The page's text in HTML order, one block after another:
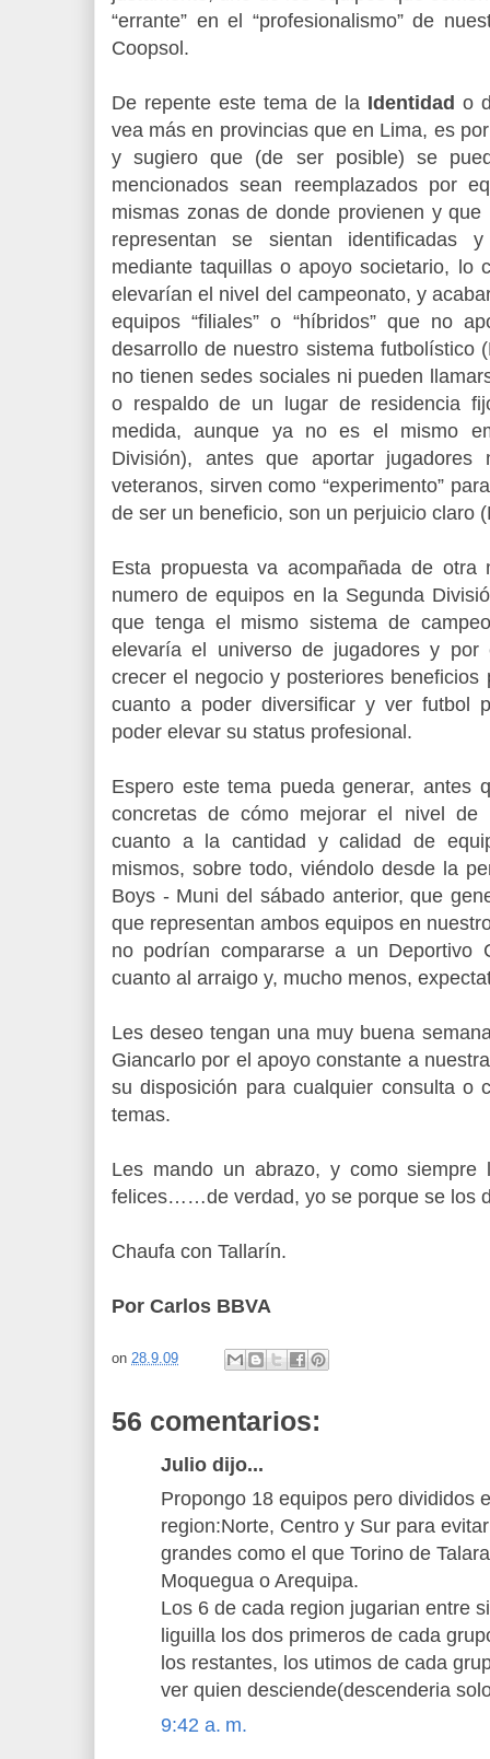
“errante” en el “profesionalismo” de
Coopsol.
De repente este tema de la Identidad o
vea más en provincias que en Lima, es
y sugiero que (de ser posible) se
mencionados sean reemplazados por
mismas zonas de donde provienen y
representan se sientan identificadas
mediante taquillas o apoyo societario, lo
elevarían el nivel del campeonato, y
equipos “filiales” o “híbridos” que no
desarrollo de nuestro sistema futbolístico
no tienen sedes sociales ni pueden
o respaldo de un lugar de residencia
medida, aunque ya no es el mismo
División), antes que aportar jugadores
veteranos, sirven como “experimento”
de ser un beneficio, son un perjuicio claro
Esta propuesta va acompañada de
numero de equipos en la Segunda
que tenga el mismo sistema de
elevaría el universo de jugadores y por
crecer el negocio y posteriores
cuanto a poder diversificar y ver futbol
poder elevar su status profesional.
Espero este tema pueda generar, antes
concretas de cómo mejorar el nivel de
cuanto a la cantidad y calidad de
mismos, sobre todo, viéndolo desde la
Boys - Muni del sábado anterior, que
que representan ambos equipos en
no podrían compararse a un Deportivo
cuanto al arraigo y, mucho menos,
Les deseo tengan una muy buena
Giancarlo por el apoyo constante a
su disposición para cualquier consulta o
temas.
Les mando un abrazo, y como siempre
felices……de verdad, yo se porque se los
Chaufa con Tallarín.
Por Carlos BBVA
on 28.9.09
56 comentarios:
Julio dijo...
Propongo 18 equipos pero divididos
region:Norte, Centro y Sur para
grandes como el que Torino de
Moquegua o Arequipa.
Los 6 de cada region jugarian entre
liguilla los dos primeros de cada
los restantes, los utimos de cada
ver quien desciende(descenderia
9:42 a. m.